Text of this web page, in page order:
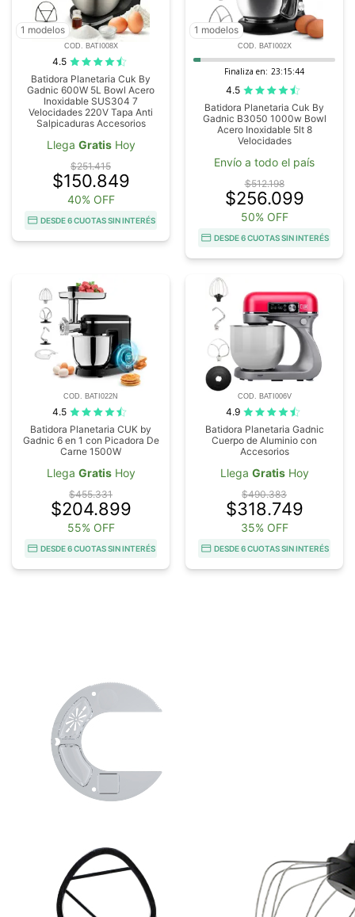
1 modelos
COD. BATI008X
4.5
Batidora Planetaria Cuk By
Gadnic 600W 5L Bowl Acero
Inoxidable SUS304 7
Velocidades 220V Tapa Anti
Salpicaduras Accesorios
Llega GratisHoy
$251.415
$150.849
40% OFF
DESDE 6 CUOTAS SIN INTERÉS
1 modelos
COD. BATI002X
Finaliza en: 23:15:43
4.5
Batidora Planetaria Cuk By
Gadnic B3050 1000w Bowl
Acero Inoxidable 5lt 8
Velocidades
Envío a todo el país
$512.198
$256.099
50% OFF
DESDE 6 CUOTAS SIN INTERÉS
COD. BATI022N
4.5
Batidora Planetaria CUK by
Gadnic 6 en 1 con Picadora De
Carne 1500W
Llega GratisHoy
$455.331
$204.899
55% OFF
DESDE 6 CUOTAS SIN INTERÉS
COD. BATI006V
4.9
Batidora Planetaria Gadnic
Cuerpo de Aluminio con
Accesorios
Llega GratisHoy
$490.383
$318.749
35% OFF
DESDE 6 CUOTAS SIN INTERÉS